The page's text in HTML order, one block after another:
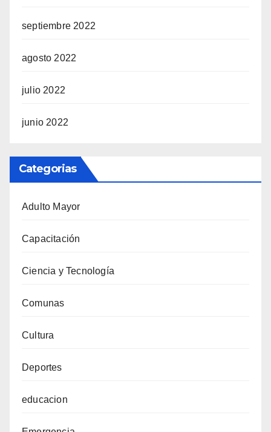
septiembre 2022
agosto 2022
julio 2022
junio 2022
Categorias
Adulto Mayor
Capacitación
Ciencia y Tecnología
Comunas
Cultura
Deportes
educacion